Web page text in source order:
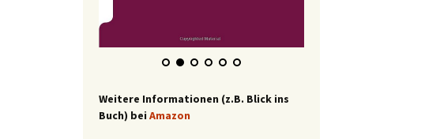
Weitere Informationen (z.B. Blick ins
Buch) bei Amazon